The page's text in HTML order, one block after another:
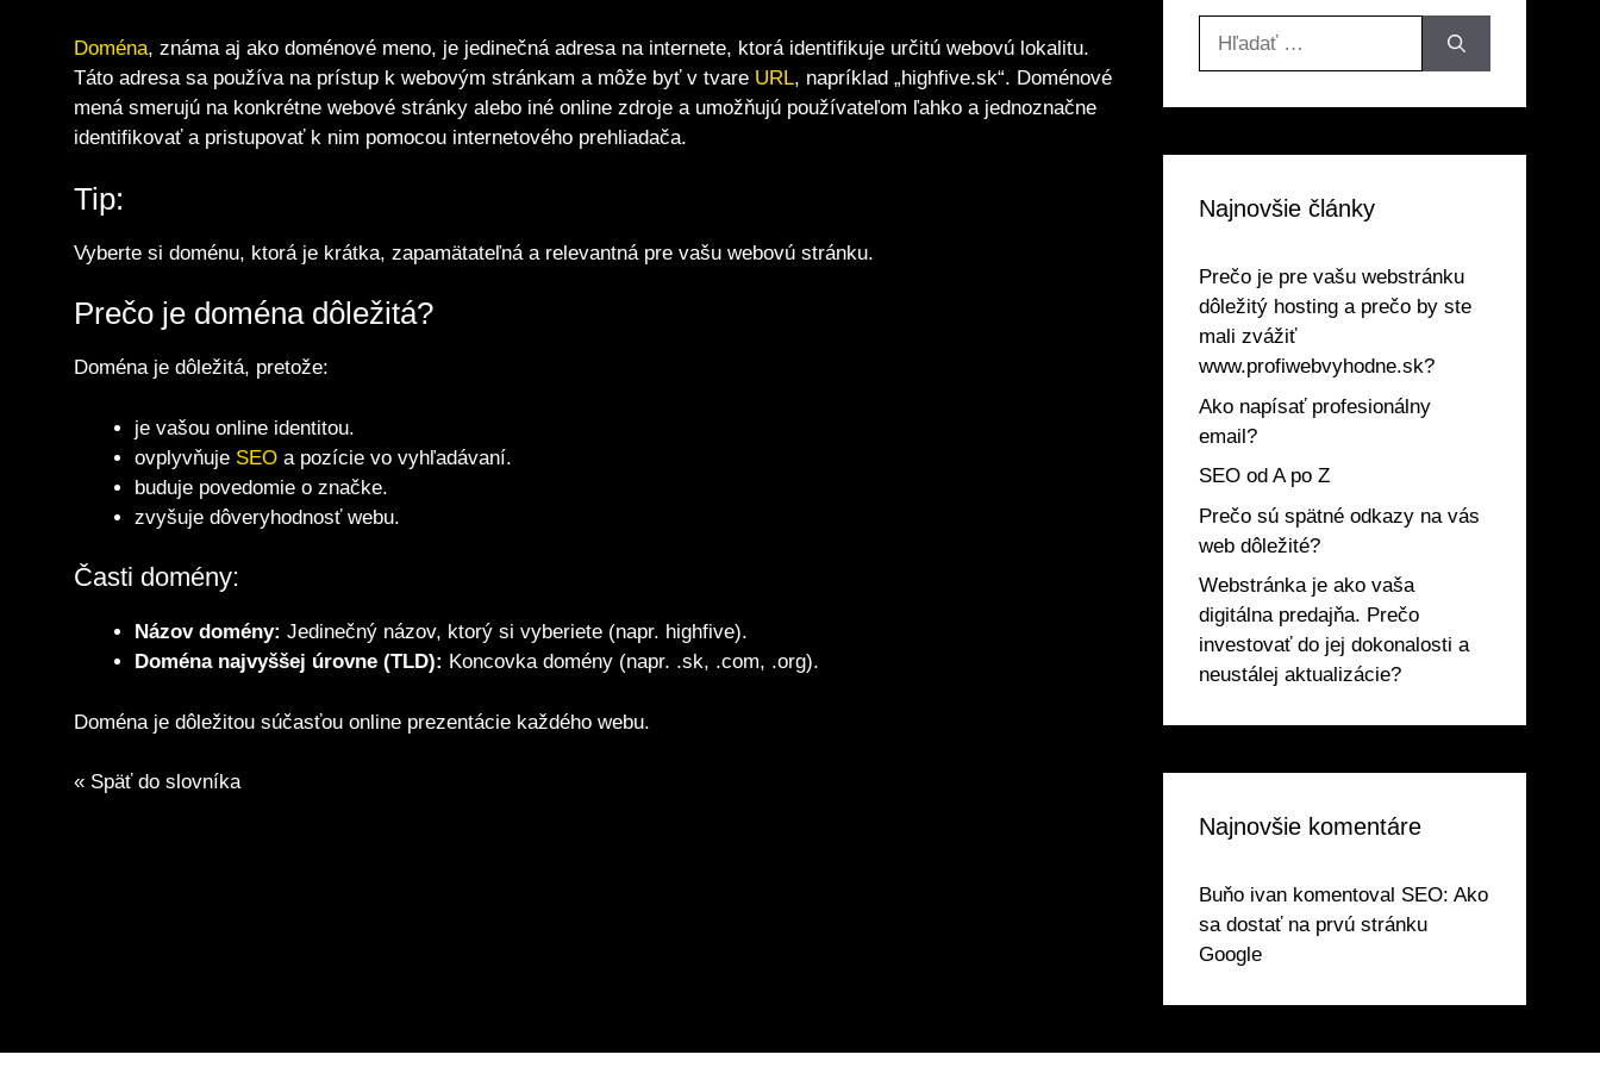
Doména, známa aj ako doménové meno, je jedinečná adresa na internete, ktorá identifikuje určitú webovú lokalitu.
Táto adresa sa používa na prístup k webovým stránkam a môže byť v tvare URL, napríklad „highfive.sk“. Doménové
mená smerujú na konkrétne webové stránky alebo iné online zdroje a umožňujú používateľom ľahko a jednoznačne
identifikovať a pristupovať k nim pomocou internetového prehliadača.
Tip:
Vyberte si doménu, ktorá je krátka, zapamätateľná a relevantná pre vašu webovú stránku.
Prečo je doména dôležitá?
Doména je dôležitá, pretože:
je vašou online identitou.
ovplyvňuje SEO a pozície vo vyhľadávaní.
buduje povedomie o značke.
zvyšuje dôveryhodnosť webu.
Časti domény:
Názov domény: Jedinečný názov, ktorý si vyberiete (napr. highfive).
Doména najvyššej úrovne (TLD): Koncovka domény (napr. .sk, .com, .org).
Doména je dôležitou súčasťou online prezentácie každého webu.
« Späť do slovníka
Najnovšie články
Prečo je pre vašu webstránku
dôležitý hosting a prečo by ste
mali zvážiť
www.profiwebvyhodne.sk?
Ako napísať profesionálny
email?
SEO od A po Z
Prečo sú spätné odkazy na vás
web dôležité?
Webstránka je ako vaša
digitálna predajňa. Prečo
investovať do jej dokonalosti a
neustálej aktualizácie?
Najnovšie komentáre
Buňo ivan komentoval SEO: Ako
sa dostať na prvú stránku
Google